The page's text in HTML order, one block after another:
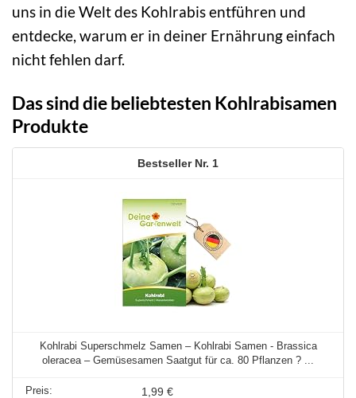
uns in die Welt des Kohlrabis entführen und
entdecke, warum er in deiner Ernährung einfach
nicht fehlen darf.
Das sind die beliebtesten Kohlrabisamen
Produkte
1
Kohlrabi Superschmelz Samen – Kohlrabi Samen - Brassica
oleracea – Gemüsesamen Saatgut für ca. 80 Pflanzen ? ...
1,99 €